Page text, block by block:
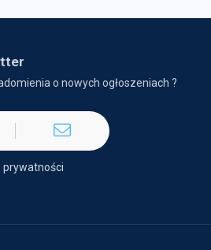
o nowych ogłoszeniach ?
prywatności